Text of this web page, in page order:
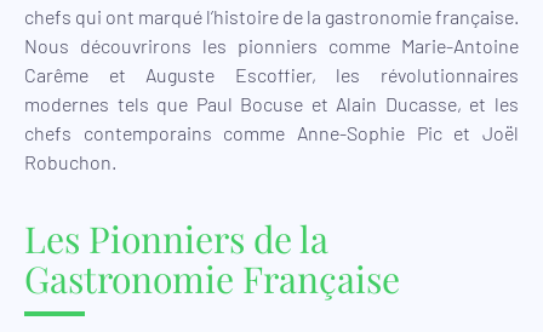
chefs qui ont marqué l’histoire de la gastronomie française.
Nous découvrirons les pionniers comme Marie-Antoine
Carême et Auguste Escoffier, les révolutionnaires
modernes tels que Paul Bocuse et Alain Ducasse, et les
chefs contemporains comme Anne-Sophie Pic et Joël
Robuchon.
Les Pionniers de la
Gastronomie Française